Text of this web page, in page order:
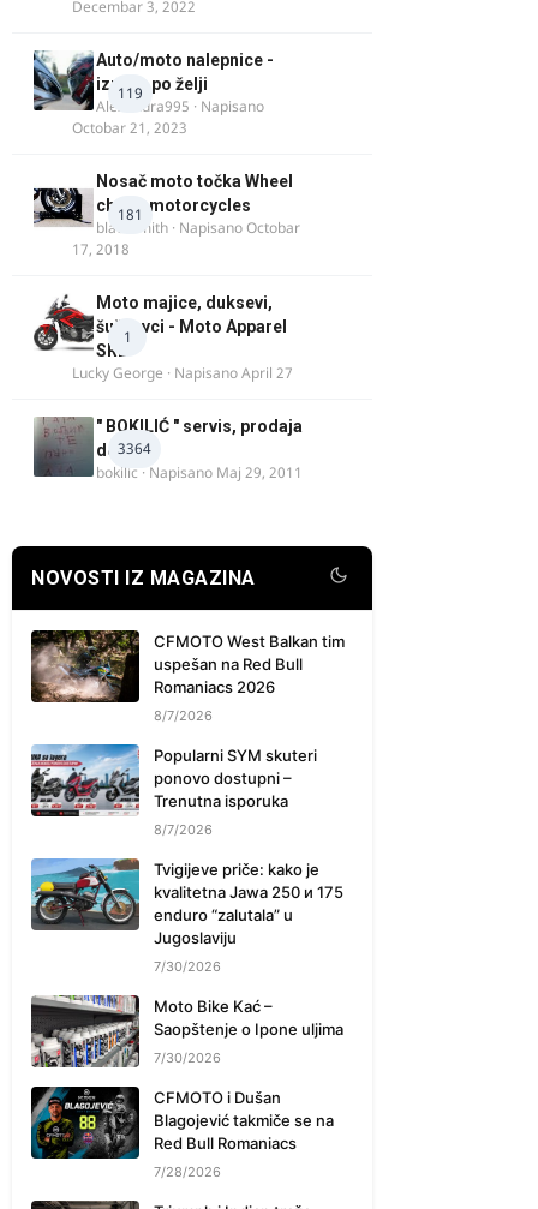
Decembar 3, 2022
119
Auto/moto nalepnice -
izrada po želji
Alexandra995 · Napisano
Octobar 21, 2023
181
Nosač moto točka Wheel
chock motorcycles
blacksmith · NapisanoOctobar
17, 2018
1
Moto majice, duksevi,
šuškavci - Moto Apparel
SRB
Lucky George · NapisanoApril 27
3364
" BOKILIĆ " servis, prodaja
delova
bokilic · Napisano Maj 29, 2011
NOVOSTI IZ MAGAZINA
CFMOTO West Balkan tim
uspešan na Red Bull
Romaniacs 2026
8/7/2026
Popularni SYM skuteri
ponovo dostupni –
Trenutna isporuka
8/7/2026
Tvigijeve priče: kako je
kvalitetna Jawa 250 и 175
enduro “zalutala” u
Jugoslaviju
7/30/2026
Moto Bike Kać –
Saopštenje o Ipone uljima
7/30/2026
CFMOTO i Dušan
Blagojević takmiče se na
Red Bull Romaniacs
7/28/2026